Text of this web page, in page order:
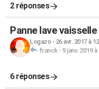
2 réponses
Panne lave
Logazo- 26 avr. 2017 à
franck- 9 janv. 2019 à
6 réponses